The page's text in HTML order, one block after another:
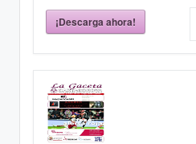
¡Descarga ahora!